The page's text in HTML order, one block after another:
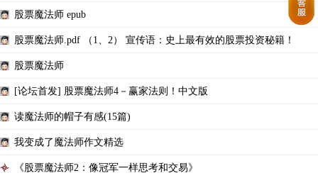
股票魔法师 epub
股票魔法师.pdf （1、2） 宣传语：史上最有效的股票投资秘籍！
股票魔法师
[论坛首发] 股票魔法师4－赢家法则！中文版
读魔法师的帽子有感(15篇)
我变成了魔法师作文精选
《股票魔法师2：像冠军一样思考和交易》